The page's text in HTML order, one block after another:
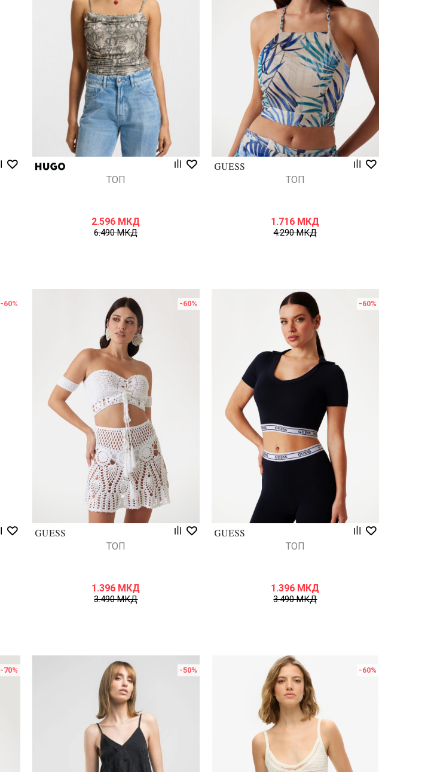
Uporedi
ТОП
2.596 МКД
6.490МКД
Uporedi
ТОП
1.716 МКД
4.290МКД
-60%
Uporedi
-60%
ТОП
1.396 МКД
3.490МКД
-60%
ТОП
1.396 МКД
3.490МКД
-70% -50% -60%